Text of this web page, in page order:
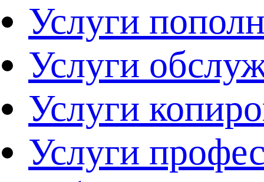
Услуги
Услуги
Услуги
Услуги